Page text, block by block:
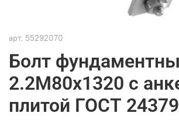
арт. 55292070
Болт
2.2М80х1320 с
плитой ГОСТ